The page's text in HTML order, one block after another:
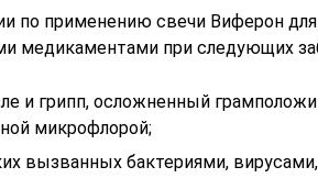
по применению свечи Виферон
медикаментами при следующих
и грипп, осложненный
микрофлорой;
вызванных бактериями,